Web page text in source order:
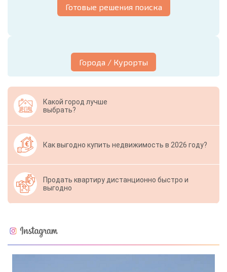
Готовые решения поиска
Города / Курорты
Какой город лучше
выбрать?
Как выгодно купить недвижимость в 2026 году?
Продать квартиру дистанционно быстро и
выгодно